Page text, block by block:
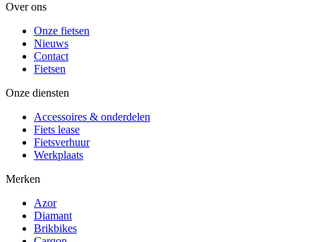
Over ons
Onze fietsen
Nieuws
Contact
Fietsen
Onze diensten
Accessoires & onderdelen
Fiets lease
Fietsverhuur
Werkplaats
Merken
Azor
Diamant
Brikbikes